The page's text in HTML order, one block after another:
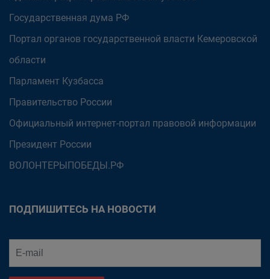
Государственная дума РФ
Портал органов государственной власти Кемеровской
области
Парламент Кузбасса
Правительство России
Официальный интернет-портал правовой информации
Президент России
ВОЛОНТЕРЫПОБЕДЫ.РФ
ПОДПИШИТЕСЬ НА НОВОСТИ